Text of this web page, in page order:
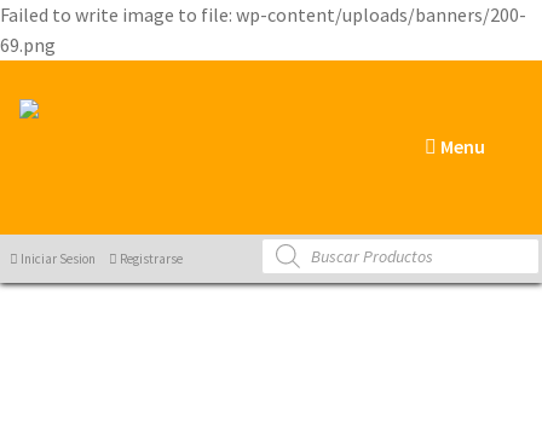
Failed to write image to file: wp-content/uploads/banners/200-
69.png
Menu
Products
search
Iniciar Sesion Registrarse